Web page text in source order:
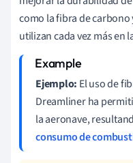
como la fibra de carbono
utilizan cada vez más en
Ejemplo: El uso de
Dreamliner ha
la aeronave,
consumo de